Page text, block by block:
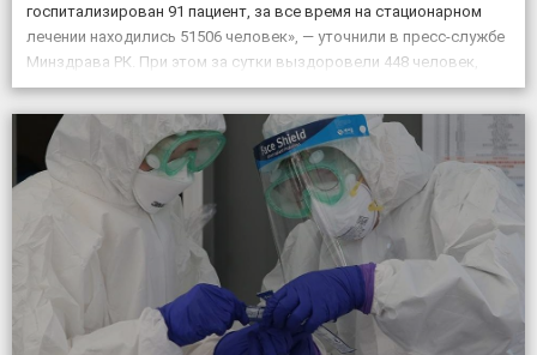
госпитализирован 91 пациент, за все время на стационарном
лечении находились 51506 человек», — уточнили в пресс-службе
Минздрава РК. При этом за сутки выздоровели 448 человек,
выздоровевших за весь период – 122976.